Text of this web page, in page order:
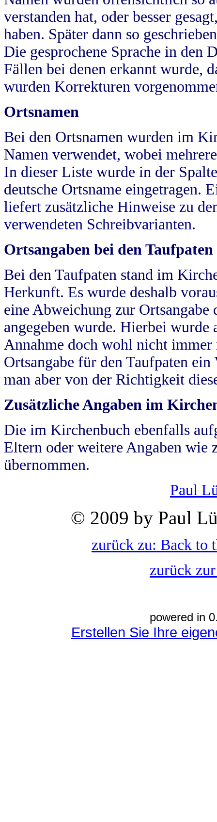
verstanden hat, oder besser
haben. Später dann so
Die gesprochene Sprache in
Fällen bei denen erkannt wurde,
wurden Korrekturen
Ortsnamen
Bei den Ortsnamen wurden im
Namen verwendet, wobei
In dieser Liste wurde in der
deutsche Ortsname eingetragen.
liefert zusätzliche Hinweise zu
verwendeten Schreibvarianten.
Ortsangaben bei den Taufpaten
Bei den Taufpaten stand im
Herkunft. Es wurde deshalb
eine Abweichung zur
angegeben wurde. Hierbei wurde
Annahme doch wohl nicht
Ortsangabe für den Taufpaten
man aber von der Richtigkeit
Zusätzliche Angaben im
Die im Kirchenbuch ebenfalls
Eltern oder weitere Angaben wie
übernommen.
Paul
© 2009 by Paul
zurück zu: Back to
zurück
powered in
Erstellen Sie Ihre